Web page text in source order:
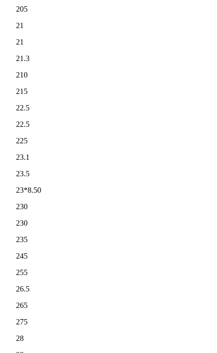
205
21
21
21.3
210
215
22.5
22.5
225
23.1
23.5
23*8.50
230
230
235
245
255
26.5
265
275
28